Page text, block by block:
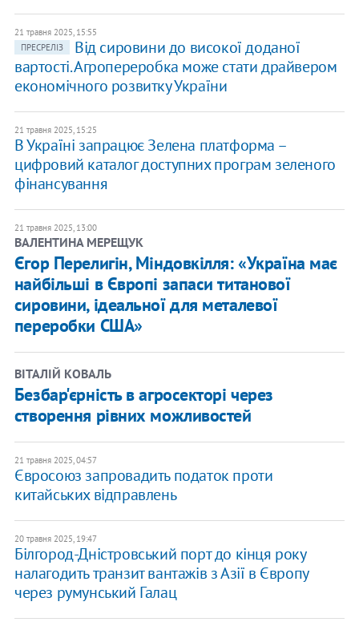
21 травня 2025, 15:55
ПРЕСРЕЛІЗ
Від сировини до високої доданої
вартості. Агропереробка може стати драйвером
економічного розвитку України
21 травня 2025, 15:25
В Україні запрацює Зелена платформа –
цифровий каталог доступних програм зеленого
фінансування
21 травня 2025, 13:00
ВАЛЕНТИНА МЕРЕЩУК
Єгор Перелигін, Міндовкілля: «Україна має
найбільші в Європі запаси титанової
сировини, ідеальної для металевої
переробки США»
ВІТАЛІЙ КОВАЛЬ
Безбар'єрність в агросекторі через
створення рівних можливостей
21 травня 2025, 04:57
Євросоюз запровадить податок проти
китайських відправлень
20 травня 2025, 19:47
Білгород-Дністровський порт до кінця року
налагодить транзит вантажів з Азії в Європу
через румунський Галац